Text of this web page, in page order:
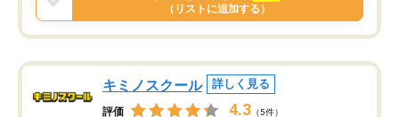
（リストに追加する）
キミノスクール 詳しく見る
評価 4.3 （5件）